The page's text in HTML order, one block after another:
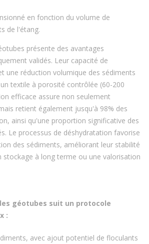
en fonction du volume de
de l'étang.
présente des avantages
validés. Leur capacité de
une réduction volumique des sédiments
textile à porosité contrôlée (60-200
efficace assure non seulement
retient également jusqu'à 98% des
ainsi qu'une proportion significative des
Le processus de déshydratation favorise
des sédiments, améliorant leur stabilité
stockage à long terme ou une valorisation
géotubes suit un protocole
:
avec ajout potentiel de floculants